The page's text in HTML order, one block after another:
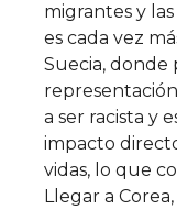
migrantes y
es cada vez
Suecia, donde
a ser racista y
impacto
vidas, lo que
Llegar a